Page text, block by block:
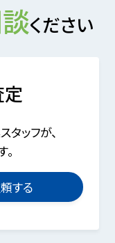
ください
ッフが、
する